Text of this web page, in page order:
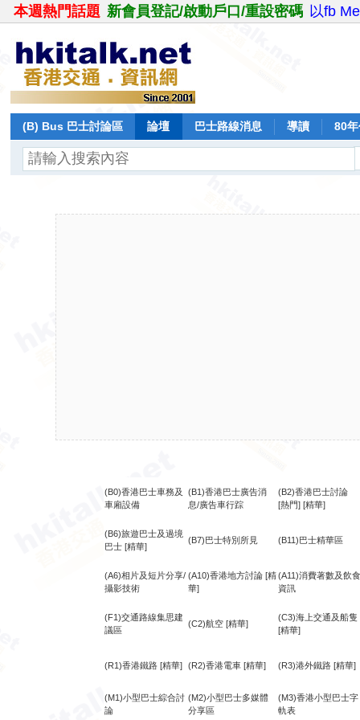
本週熱門話題 新會員登記/啟動戶口/重設密碼 以fb
(B) Bus 巴士討論區 論壇 巴士路線消息 導讀 80
(B0)香港巴士車務及
車廂設備
(B1)香港巴士廣告消
息/廣告車行踪
(B2)香港巴士討論
[熱門] [精華]
(B6)旅遊巴士及過境
巴士 [精華]
(B7)巴士特別所見 (B11)巴士精華區
(A6)相片及短片分享/
攝影技術
(A10)香港地方討論 [精
華]
(A11)消費著數及飲食
資訊
(F1)交通路線集思建
議區
(C2)航空 [精華]
(C3)海上交通及船隻
[精華]
(R1)香港鐵路 [精華] (R2)香港電車 [精華] (R3)港外鐵路 [精華]
(M1)小型巴士綜合討
論
(M2)小型巴士多媒體
分享區
(M3)香港小型巴士字
軌表